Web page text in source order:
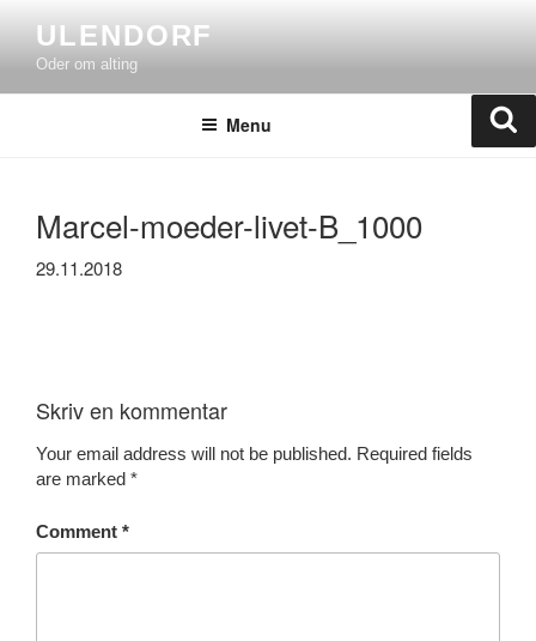
content
ULENDORF
Oder om alting
Menu
Marcel-moeder-livet-B_1000
29.11.2018
Skriv en kommentar
Your email address will not be published. Required fields
are marked *
Comment *